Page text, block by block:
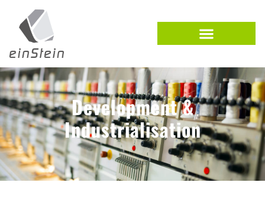
Development &
Industrialisation